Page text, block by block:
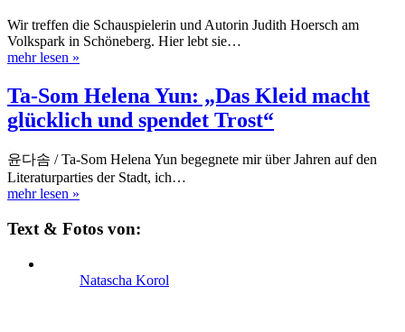
Wir treffen die Schauspielerin und Autorin Judith Hoersch am
Volkspark in Schöneberg. Hier lebt sie…
mehr lesen »
Ta-Som Helena Yun: „Das Kleid macht
glücklich und spendet Trost“
윤다솜 / Ta-Som Helena Yun begegnete mir über Jahren auf den
Literaturparties der Stadt, ich…
mehr lesen »
Text & Fotos von:
Natascha Korol